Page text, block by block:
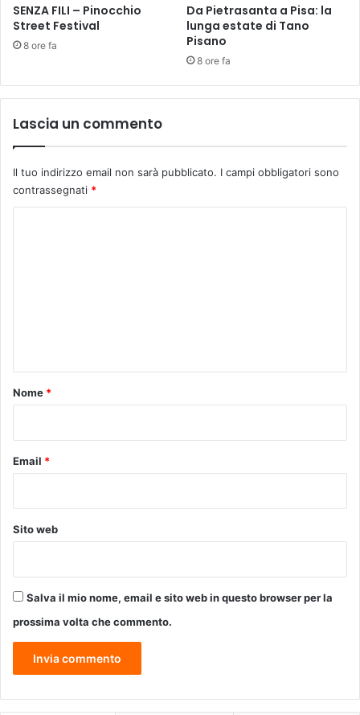
N
I
S
C
H
K
O
K
d
i
c
e
d
c
i
n
e
a
t
r
r
i
SENZA FILI – Pinocchio
Street Festival
8 ore fa
Da Pietrasanta a Pisa: la
lunga estate di Tano
Pisano
8 ore fa
Lascia un commento
Il tuo indirizzo email non sarà pubblicato. I campi obbligatori sono
contrassegnati *
o
Nome *
Email *
Sito web
Salva il mio nome, email e sito web in questo browser per la
prossima volta che commento.